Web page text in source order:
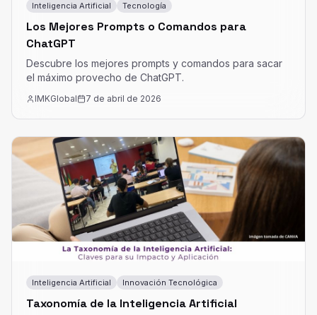
Inteligencia Artificial Tecnología
Los Mejores Prompts o Comandos para
ChatGPT
Descubre los mejores prompts y comandos para sacar
el máximo provecho de ChatGPT.
IMKGlobal 7 de abril de 2026
Inteligencia Artificial Innovación Tecnológica
Taxonomía de la Inteligencia Artificial